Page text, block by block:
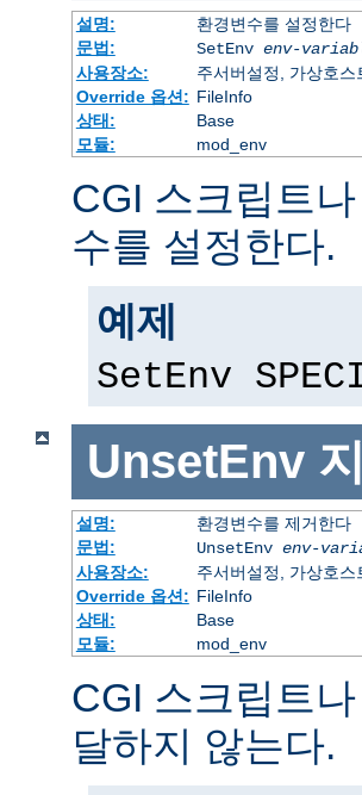
설명:
환경변수를 설정한다
문법:
SetEnv env-
사용장소:
주서버설정, 가상호
Override 옵션: FileInfo
상태:
Base
모듈:
mod_env
CGI 스크립트
수를 설정한다.
예제
SetEnv
UnsetEnv
설명:
환경변수를 제거한다
문법:
UnsetEnv env-
사용장소:
주서버설정, 가상호
Override 옵션: FileInfo
상태:
Base
모듈:
mod_env
CGI 스크립트
달하지 않는다.